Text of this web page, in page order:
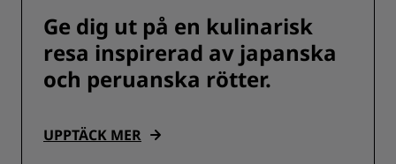
Ge dig ut på en kulinarisk
resa inspirerad av japanska
och peruanska rötter.
UPPTÄCK MER